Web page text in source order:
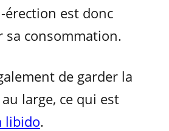
est donc
sa consommation.
de garder la
large, ce qui est
libido.